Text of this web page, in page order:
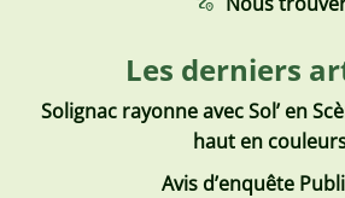
Les derniers
Solignac rayonne avec Sol’ en
haut en
Avis d’enquête